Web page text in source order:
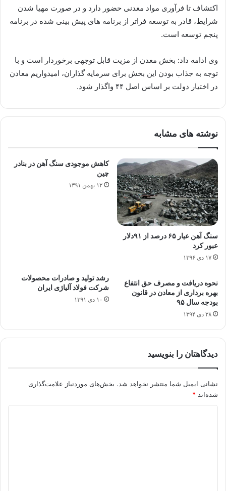
اكتشاف تا فرآوری مواد معدنی حضور دارد و در صورت مهیا شدن
شرایط، قادر به توسعه فراتر از برنامه های پیش بینی شده در برنامه
پنجم توسعه است.
وی ادامه داد: بخش معدن از مزیت قابل توجهی برخوردار است و با
توجه به جذاب بودن این بخش برای سرمایه گذاران، امیدواریم معادن
در اختیار دولت بر اساس اصل ۴۴ واگذار شود.
نوشته های مشابه
سنگ آهن عیار ۶۵ درصد از ۹۱دلار
عبور کرد
۱۷ دی ۱۳۹۶
کاهش موجودی سنگ آهن در بنادر
چین
۱۲ بهمن ۱۳۹۱
نحوه دریافت و مصرف حق انتفاع
بهره برداری از معادن در قانون
بودجه سال ۹۵
۲۸ دی ۱۳۹۴
رشد تولید و صادرات محصولات
شرکت فولاد آلیاژی ایران
۱۰ دی ۱۳۹۱
دیدگاهتان را بنویسید
نشانی ایمیل شما منتشر نخواهد شد. بخش‌های موردنیاز علامت‌گذاری
شده‌اند *